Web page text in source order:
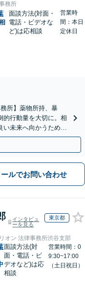
務所
面談方法(対面・
電話・ビデオな
ど)は応相談
営業時
間：本日
定休日
所】薬物所持、暴
的行動量を大切に。相
い未来へ向かうための
ールでお問い合わせ
インタビュ
ーを見る
東京都
オン 法律事務所渋谷支部
面談方法(対
面・電話・ビ
デオなど)は応
相談
営業時間：0
9:30~17:00
（土日祝日）